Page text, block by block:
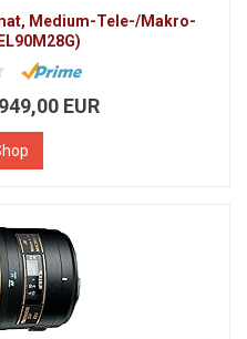
Medium-Tele-/Makro-
949,00 EUR